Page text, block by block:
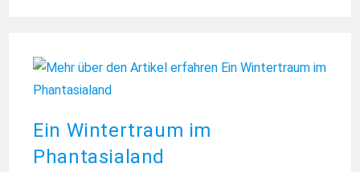
Ein Wintertraum im
Phantasialand